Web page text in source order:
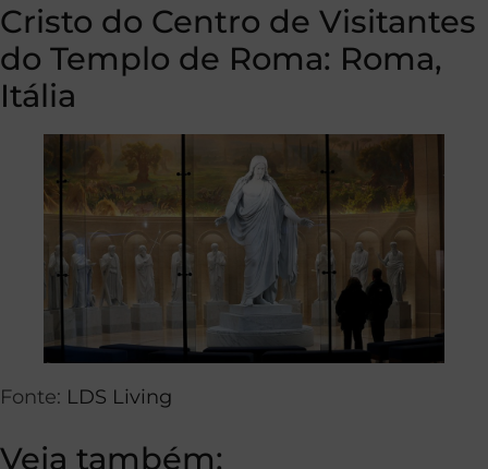
Cristo do Centro de Visitantes
do Templo de Roma: Roma,
Itália
Fonte: LDS Living
Veja também: